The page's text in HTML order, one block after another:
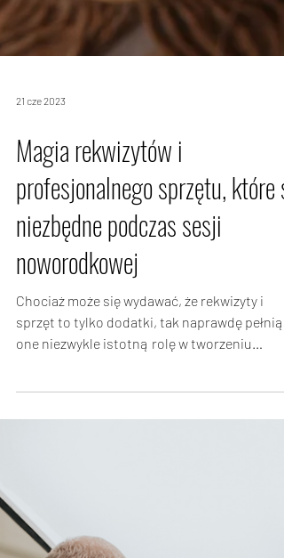
21 cze 2023
Magia rekwizytów i
profesjonalnego sprzętu, które są
niezbędne podczas sesji
noworodkowej
one niezwykle istotną rolę w tworzeniu
pięknych i...